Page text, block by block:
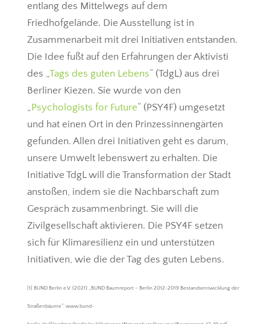
entlang des Mittelwegs auf dem
Friedhofgelände. Die Ausstellung ist in
Zusammenarbeit mit drei Initiativen entstanden.
Die Idee fußt auf den Erfahrungen der Aktivisti
des „Tags des guten Lebens“ (TdgL) aus drei
Berliner Kiezen. Sie wurde von den
„ Psychologists for Future“ (PSY4F) umgesetzt
und hat einen Ort in den Prinzessinnengärten
gefunden. Allen drei Initiativen geht es darum,
unsere Umwelt lebenswert zu erhalten. Die
Initiative TdgL will die Transformation der Stadt
anstoßen, indem sie die Nachbarschaft zum
Gespräch zusammenbringt. Sie will die
Zivilgesellschaft aktivieren. Die PSY4F setzen
sich für Klimaresilienz ein und unterstützen
Initiativen, wie die der Tag des guten Lebens.
[1] BUND Berlin e.V. (2021) „BUND Baumreport – Berlin 2012-2019 Bestandsentwicklung der
Straßenbäume“: www.bund-